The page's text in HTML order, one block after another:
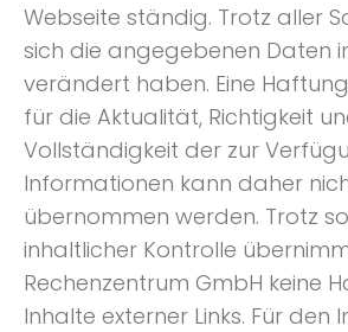
Webseite ständig. Trotz aller
sich die angegebenen Daten
verändert haben. Eine
für die Aktualität, Richtigkeit
Vollständigkeit der zur
Informationen kann daher
übernommen werden. Trotz
inhaltlicher Kontrolle
Rechenzentrum GmbH keine
Inhalte externer Links. Für den